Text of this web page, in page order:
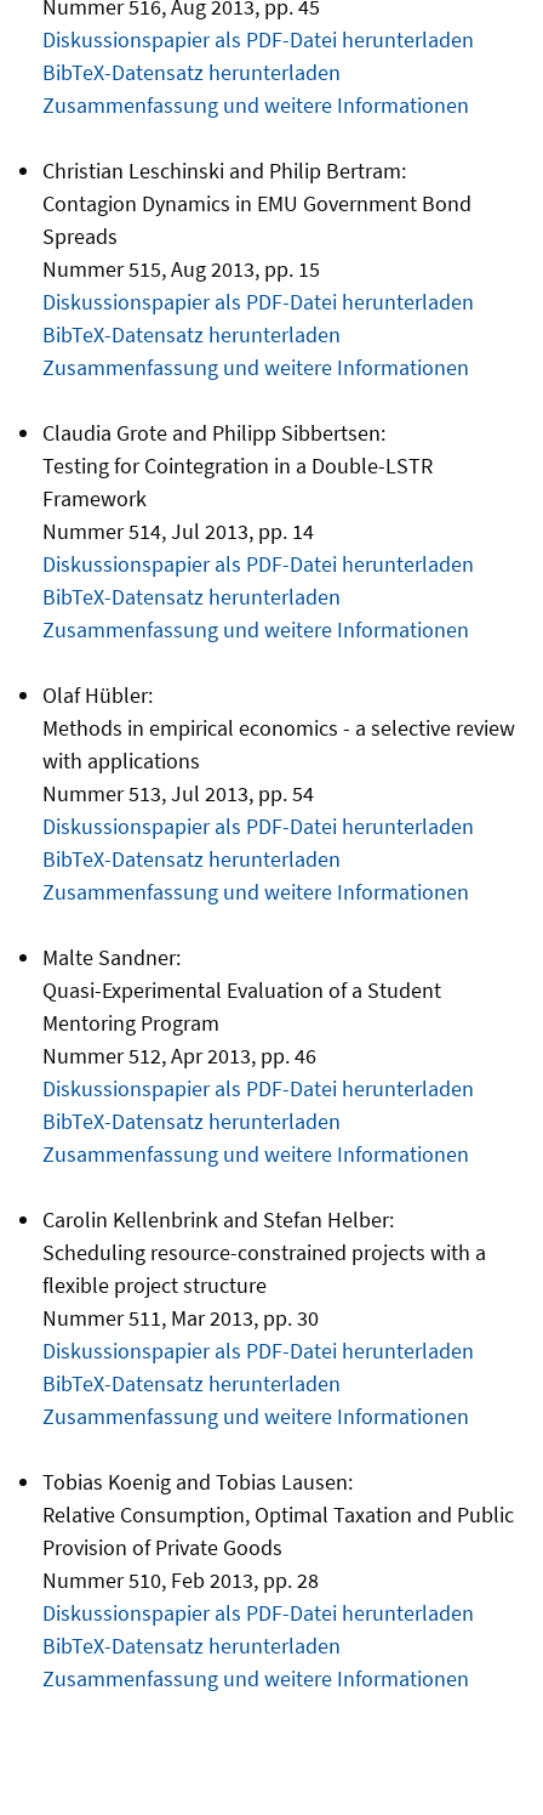
Nummer 516, Aug 2013, pp. 45
Diskussionspapier als PDF-Datei herunterladen
BibTeX-Datensatz herunterladen
Zusammenfassung und weitere Informationen
Christian Leschinski and Philip Bertram:
Contagion Dynamics in EMU Government Bond
Spreads
Nummer 515, Aug 2013, pp. 15
Diskussionspapier als PDF-Datei herunterladen
BibTeX-Datensatz herunterladen
Zusammenfassung und weitere Informationen
Claudia Grote and Philipp Sibbertsen:
Testing for Cointegration in a Double-LSTR
Framework
Nummer 514, Jul 2013, pp. 14
Diskussionspapier als PDF-Datei herunterladen
BibTeX-Datensatz herunterladen
Zusammenfassung und weitere Informationen
Olaf Hübler:
Methods in empirical economics - a selective review
with applications
Nummer 513, Jul 2013, pp. 54
Diskussionspapier als PDF-Datei herunterladen
BibTeX-Datensatz herunterladen
Zusammenfassung und weitere Informationen
Malte Sandner:
Quasi-Experimental Evaluation of a Student
Mentoring Program
Nummer 512, Apr 2013, pp. 46
Diskussionspapier als PDF-Datei herunterladen
BibTeX-Datensatz herunterladen
Zusammenfassung und weitere Informationen
Carolin Kellenbrink and Stefan Helber:
Scheduling resource-constrained projects with a
flexible project structure
Nummer 511, Mar 2013, pp. 30
Diskussionspapier als PDF-Datei herunterladen
BibTeX-Datensatz herunterladen
Zusammenfassung und weitere Informationen
Tobias Koenig and Tobias Lausen:
Relative Consumption, Optimal Taxation and Public
Provision of Private Goods
Nummer 510, Feb 2013, pp. 28
Diskussionspapier als PDF-Datei herunterladen
BibTeX-Datensatz herunterladen
Zusammenfassung und weitere Informationen